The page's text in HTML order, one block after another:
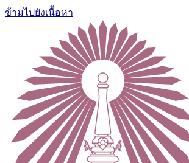
ข้ามไปยังเนื้อหา